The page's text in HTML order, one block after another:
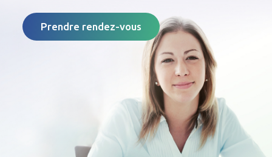
Prendre rendez-vous